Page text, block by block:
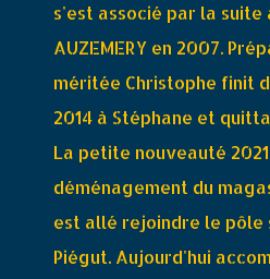
s'est associé par la suite
AUZEMERY en 2007.
méritée Christophe finit
2014 à Stéphane et
La petite nouveauté
déménagement du
est allé rejoindre le pôle
Piégut. Aujourd'hui